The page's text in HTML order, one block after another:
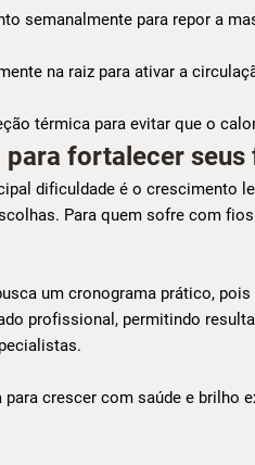
semanalmente para repor a
na raiz para ativar a
térmica para evitar que o
fortalecer seus
dificuldade é o
Para quem sofre com
um cronograma prático,
profissional, permitindo
crescer com saúde e